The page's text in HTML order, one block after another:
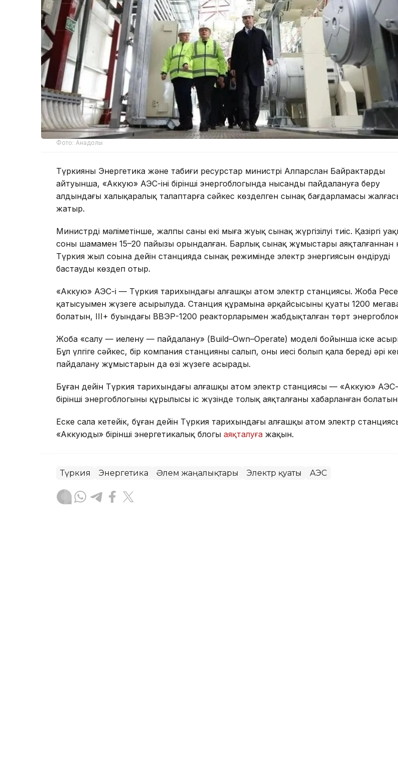
Фото: Анадолы
Түркияның Энергетика және табиғи ресурстар министрі Алпарслан Байрактардың
айтуынша, «Аккую» АЭС-інің бірінші энергоблогында нысанды пайдалануға беру
алдындағы халықаралық талаптарға сәйкес көзделген сынақ бағдарламасы
жатыр.
Министрдің мәліметінше, жалпы саны екі мыңға жуық сынақ жүргізілуі тиіс. Қазіргі
соның шамамен 15–20 пайызы орындалған. Барлық сынақ жұмыстары аяқталғаннан
Түркия жыл соңына дейін станцияда сынақ режимінде электр энергиясын өндіруді
бастауды көздеп отыр.
«Аккую» АЭС-і — Түркия тарихындағы алғашқы атом электр станциясы. Жоба
қатысуымен жүзеге асырылуда. Станция құрамына әрқайсысының қуаты 1200
болатын, III+ буындағы ВВЭР-1200 реакторларымен жабдықталған төрт энергоблок
Жоба «салу — иелену — пайдалану» (Build–Own–Operate) моделі бойынша іске
Бұл үлгіге сәйкес, бір компания станцияны салып, оның иесі болып қала береді әрі
пайдалану жұмыстарын да өзі жүзеге асырады.
Бұған дейін Түркия тарихындағы алғашқы атом электр станциясы — «Аккую» АЭС-
бірінші энергоблогының құрылысы іс жүзінде толық аяқталғаны хабарланған
Еске сала кетейік, бұған дейін Түркия тарихындағы алғашқы атом электр
«Аккуюдың» бірінші энергетикалық блогы аяқталуға жақын.
Түркия Энергетика Әлем жаңалықтары Электр қуаты АЭС